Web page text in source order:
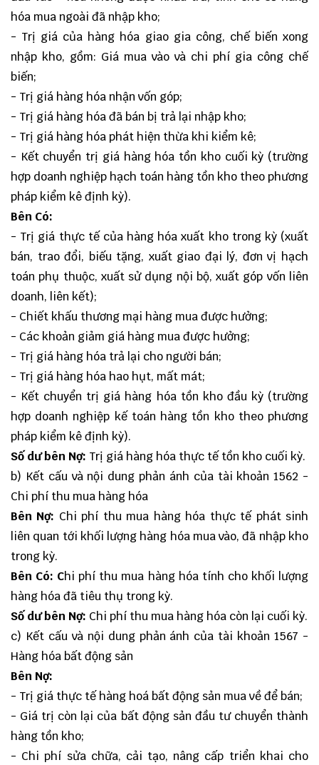
hóa mua ngoài đã nhập kho;
- Trị giá của hàng hóa giao gia công, chế biến xong
nhập kho, gồm: Giá mua vào và chi phí gia công chế
biến;
- Trị giá hàng hóa nhận vốn góp;
- Trị giá hàng hóa đã bán bị trả lại nhập kho;
- Trị giá hàng hóa phát hiện thừa khi kiểm kê;
- Kết chuyển trị giá hàng hóa tồn kho cuối kỳ (trường
hợp doanh nghiệp hạch toán hàng tồn kho theo phương
pháp kiểm kê định kỳ).
Bên Có:
- Trị giá thực tế của hàng hóa xuất kho trong kỳ (xuất
bán, trao đổi, biếu tặng, xuất giao đại lý, đơn vị hạch
toán phụ thuộc, xuất sử dụng nội bộ, xuất góp vốn liên
doanh, liên kết);
- Chiết khấu thương mại hàng mua được hưởng;
- Các khoản giảm giá hàng mua được hưởng;
- Trị giá hàng hóa trả lại cho người bán;
- Trị giá hàng hóa hao hụt, mất mát;
- Kết chuyển trị giá hàng hóa tồn kho đầu kỳ (trường
hợp doanh nghiệp kế toán hàng tồn kho theo phương
pháp kiểm kê định kỳ).
Số dư bên Nợ: Trị giá hàng hóa thực tế tồn kho cuối kỳ.
b) Kết cấu và nội dung phản ánh của tài khoản 1562 -
Chi phí thu mua hàng hóa
Bên Nợ: Chi phí thu mua hàng hóa thực tế phát sinh
liên quan tới khối lượng hàng hóa mua vào, đã nhập kho
trong kỳ.
Bên Có: Chi phí thu mua hàng hóa tính cho khối lượng
hàng hóa đã tiêu thụ trong kỳ.
Số dư bên Nợ: Chi phí thu mua hàng hóa còn lại cuối kỳ.
c) Kết cấu và nội dung phản ánh của tài khoản 1567 -
Hàng hóa bất động sản
Bên Nợ:
- Trị giá thực tế hàng hoá bất động sản mua về để bán;
- Giá trị còn lại của bất động sản đầu tư chuyển thành
hàng tồn kho;
- Chi phí sửa chữa, cải tạo, nâng cấp triển khai cho